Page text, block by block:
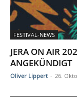
FESTIVAL-NEWS
JERA ON AIR
ANGEKÜNDIGT
Oliver Lippert - 26.